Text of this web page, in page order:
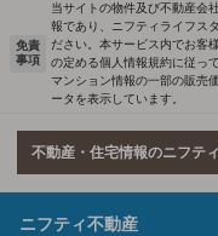
免責
事項
当サイトの物件及び不動産会
報であり、ニフティライフス
ださい。本サービス内でお客
の定める個人情報規約に従っ
マンション情報の一部の販売
ータを表示しています。
不動産・住宅情報のニフテ
ニフティ不動産